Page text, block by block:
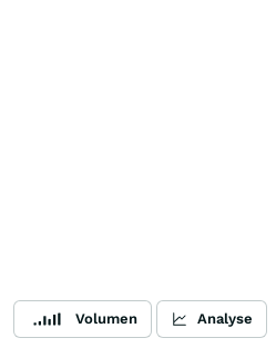
Volumen Analyse